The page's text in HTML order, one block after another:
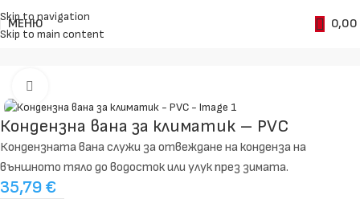
Skip to navigation
Skip to main content
МЕНЮ 0,00
Начало Аксесоари
Кондензна вана за климатик – PVC
Кондензната вана служи за отвеждане на конденза на
външното тяло до водосток или улук през зимата.
35,79€